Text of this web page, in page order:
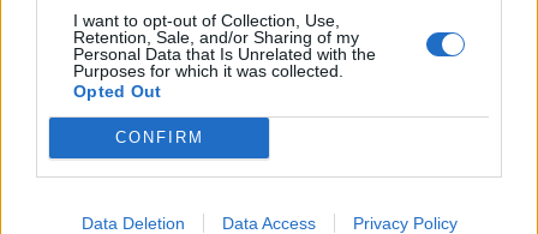
I want to opt-out of Collection, Use,
Retention, Sale, and/or Sharing of my
Personal Data that Is Unrelated with the
Purposes for which it was collected.
Opted Out
CONFIRM
Data Deletion Data Access Privacy Policy